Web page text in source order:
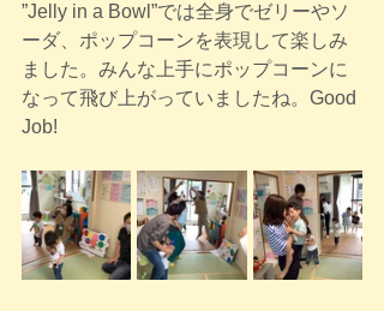
”Jelly in a Bowl”では全身でゼリーやソ
ーダ、ポップコーンを表現して楽しみ
ました。みんな上手にポップコーンに
なって飛び上がっていましたね。Good
Job!